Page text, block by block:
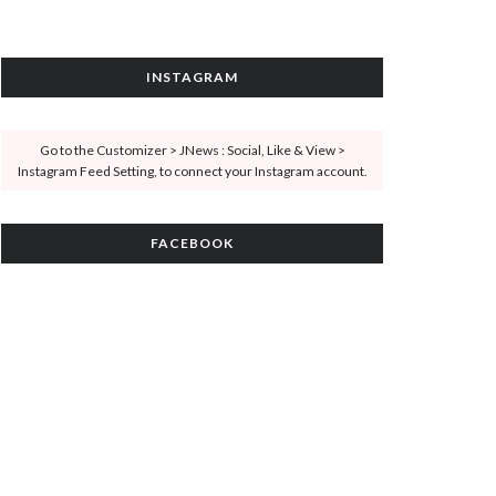
INSTAGRAM
Go to the Customizer > JNews : Social, Like & View >
Instagram Feed Setting, to connect your Instagram account.
FACEBOOK